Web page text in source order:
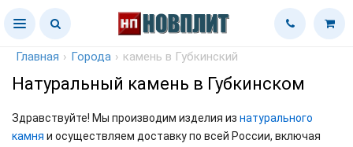
Главная › Города › камень в Губкинский
Натуральный камень в Губкинском
Здравствуйте! Мы производим изделия из натурального
камня и осуществляем доставку по всей России, включая